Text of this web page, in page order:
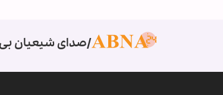
صدای شیعیان